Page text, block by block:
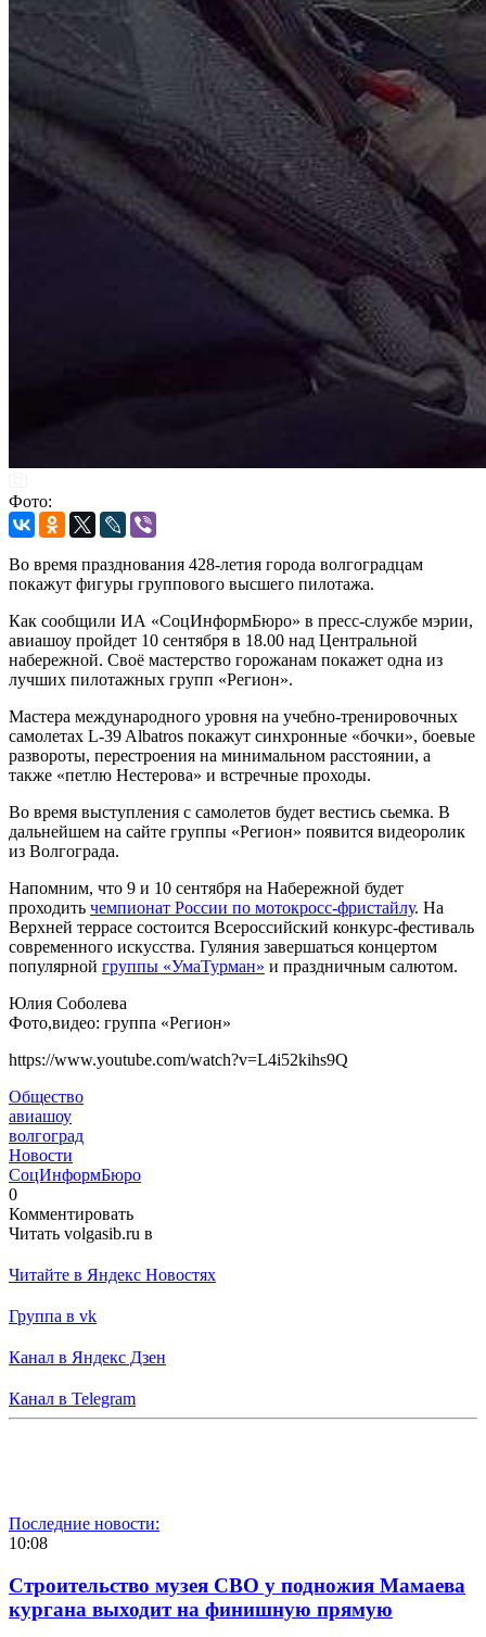
Фото:
Во время празднования 428-летия города волгоградцам
покажут фигуры группового высшего пилотажа.
Как сообщили ИА «СоцИнформБюро» в пресс-службе мэрии,
авиашоу пройдет 10 сентября в 18.00 над Центральной
набережной. Своё мастерство горожанам покажет одна из
лучших пилотажных групп «Регион».
Мастера международного уровня на учебно-тренировочных
самолетах L-39 Albatros покажут синхронные «бочки», боевые
развороты, перестроения на минимальном расстоянии, а
также «петлю Нестерова» и встречные проходы.
Во время выступления с самолетов будет вестись сьемка. В
дальнейшем на сайте группы «Регион» появится видеоролик
из Волгограда.
Напомним, что 9 и 10 сентября на Набережной будет
проходить чемпионат России по мотокросс-фристайлу. На
Верхней террасе состоится Всероссийский конкурс-фестиваль
современного искусства. Гуляния завершаться концертом
популярной группы «УмаТурман» и праздничным салютом.
Юлия Соболева
Фото,видео: группа «Регион»
https://www.youtube.com/watch?v=L4i52kihs9Q
Общество
авиашоу
волгоград
Новости
СоцИнформБюро
0
Комментировать
Читать volgasib.ru в
Читайте в Яндекс Новостях
Группа в vk
Канал в Яндекс Дзен
Канал в Telegram
Последние новости:
10:08
Строительство музея СВО у подножия Мамаева
кургана выходит на финишную прямую